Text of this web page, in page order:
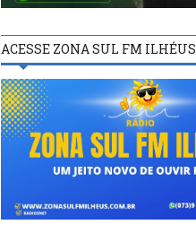
ACESSE ZONA SUL FM ILHÉUS